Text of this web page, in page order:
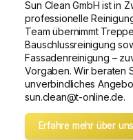
Sun Clean GmbH ist in
professionelle
Team übernimmt
Bauschlussreinigung
Fassadenreinigung –
Vorgaben. Wir beraten
unverbindliches
sun.clean@t-online.de.
Erfahre mehr über uns